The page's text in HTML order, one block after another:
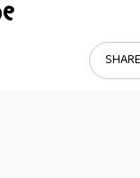
SHARE